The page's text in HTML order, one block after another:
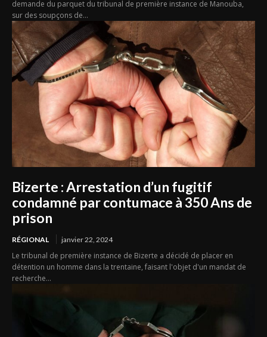
demande du parquet du tribunal de première instance de Manouba,
sur des soupçons de...
Bizerte : Arrestation d’un fugitif
condamné par contumace à 350 Ans de
prison
RÉGIONAL janvier 22, 2024
Le tribunal de première instance de Bizerte a décidé de placer en
détention un homme dans la trentaine, faisant l'objet d'un mandat de
recherche...